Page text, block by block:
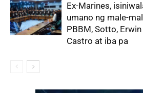
Ex-Marines,
umano ng male-
PBBM, Sotto,
Castro at iba pa